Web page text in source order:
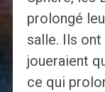
prolongé
salle. Ils
joueraient
ce qui